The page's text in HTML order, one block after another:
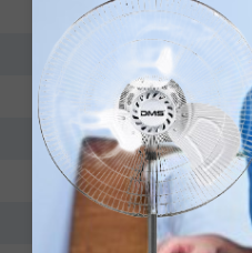
Elektriskā
11
250
Nav
Ir